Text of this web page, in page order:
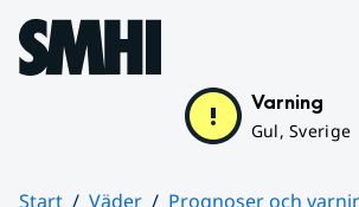
Hoppa till sidans innehåll
Varning
Gul, Sverige
Start Väder
Prognoser och